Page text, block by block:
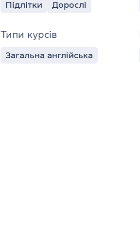
Підлітки Дорослі
Типи курсів
Загальна англійська